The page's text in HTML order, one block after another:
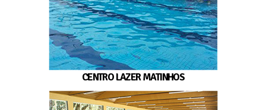
CENTRO LAZER MATINHOS